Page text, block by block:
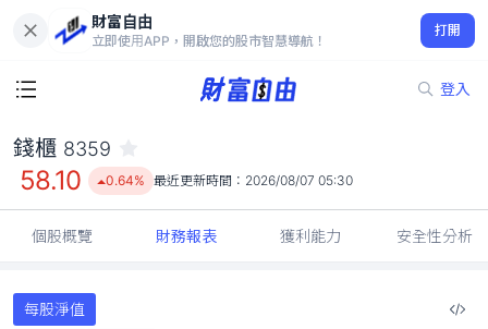
財富自由
立即使用APP，開啟您的股市智慧導航！
打開
登入
58.10
0.64%
錢櫃 8359
58.10 0.64% 最近更新時間： 2026/08/07 05:30
個股概覽 財務報表 獲利能力 安全性分析
每股淨值